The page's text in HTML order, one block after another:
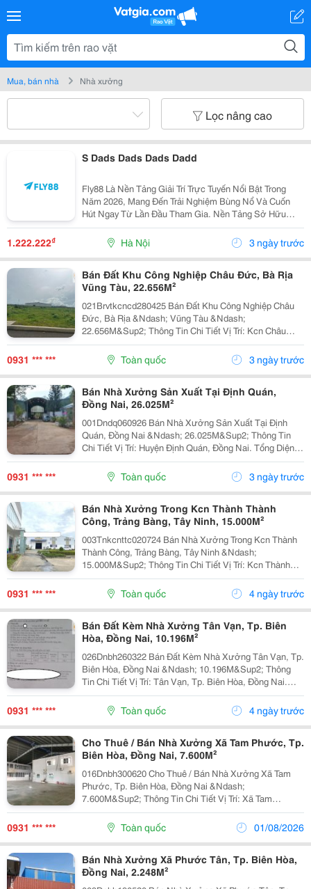
Mua, bán nhà Nhà xưởng
Lọc nâng cao
S Dads Dads Dads Dadd
Fly88 Là Nền Tảng Giải Trí Trực Tuyến Nổi Bật Trong
Năm 2026, Mang Đến Trải Nghiệm Bùng Nổ Và Cuốn
Hút Ngay Từ Lần Đầu Tham Gia. Nền Tảng Sở Hữu
Thiết Kế Trực Quan, Hiệu Suất Vận Hành Nhanh Nhạy
Cùng Công Nghệ Bảo Mật Vững Chắc.
1.222.222₫ Hà Nội 3 ngày trước
Bán Đất Khu Công Nghiệp Châu Đức, Bà Rịa
Vũng Tàu, 22.656M²
021Brvtkcncd280425 Bán Đất Khu Công Nghiệp Châu
Đức, Bà Rịa &Ndash; Vũng Tàu &Ndash;
22.656M&Sup2; Thông Tin Chi Tiết Vị Trí: Kcn Châu
Đức, Tỉnh Bà Rịa &Ndash; Vũng Tàu. Tổng Diện Tích
Đất: 22.656M&Sup2; Diện Tích Sử Dụng Diện Tích Đất
Công...
0931 *** *** Toàn quốc 3 ngày trước
Bán Nhà Xưởng Sản Xuất Tại Định Quán,
Đồng Nai, 26.025M²
001Dndq060926 Bán Nhà Xưởng Sản Xuất Tại Định
Quán, Đồng Nai &Ndash; 26.025M&Sup2; Thông Tin
Chi Tiết Vị Trí: Huyện Định Quán, Đồng Nai. Tổng Diện
Tích Đất: 26.025M&Sup2; Diện Tích Sử Dụng Tổng Diện
Tích Xây Dựng: 3.205M&Sup2; Nhà Xưởng Chính...
0931 *** *** Toàn quốc 3 ngày trước
Bán Nhà Xưởng Trong Kcn Thành Thành
Công, Trảng Bàng, Tây Ninh, 15.000M²
003Tnkcnttc020724 Bán Nhà Xưởng Trong Kcn Thành
Thành Công, Trảng Bàng, Tây Ninh &Ndash;
15.000M&Sup2; Thông Tin Chi Tiết Vị Trí: Kcn Thành
Thành Công, Trảng Bàng, Tây Ninh. Tổng Diện Tích
Khuôn Viên: 15.000M&Sup2; Diện Tích Sử Dụng Tổng
0931 *** *** Toàn quốc 4 ngày trước
Bán Đất Kèm Nhà Xưởng Tân Vạn, Tp. Biên
Hòa, Đồng Nai, 10.196M²
026Dnbh260322 Bán Đất Kèm Nhà Xưởng Tân Vạn, Tp.
Biên Hòa, Đồng Nai &Ndash; 10.196M&Sup2; Thông
Tin Chi Tiết Vị Trí: Tân Vạn, Tp. Biên Hòa, Đồng Nai.
Tổng Diện Tích Đất: 10.196M&Sup2; Diện Tích Sử Dụng
Diện Tích Nhà Xưởng: 150M&Sup2; Hiện...
0931 *** *** Toàn quốc 4 ngày trước
Cho Thuê / Bán Nhà Xưởng Xã Tam Phước, Tp.
Biên Hòa, Đồng Nai, 7.600M²
016Dnbh300620 Cho Thuê / Bán Nhà Xưởng Xã Tam
Phước, Tp. Biên Hòa, Đồng Nai &Ndash;
7.600M&Sup2; Thông Tin Chi Tiết Vị Trí: Xã Tam
Phước, Tp. Biên Hòa, Đồng Nai. Tổng Diện Tích Đất:
7.600M&Sup2; Diện Tích Sử Dụng Diện Tích Nhà
Xưởng:...
0931 *** *** Toàn quốc 01/08/2026
Bán Nhà Xưởng Xã Phước Tân, Tp. Biên Hòa,
Đồng Nai, 2.248M²